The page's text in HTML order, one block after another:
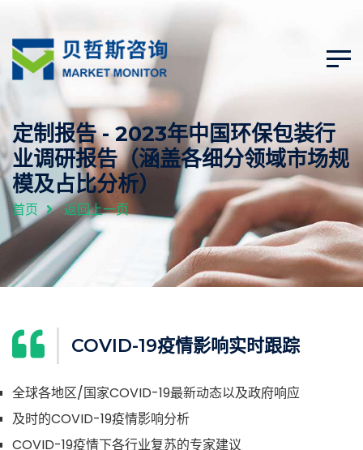
定制报告 - 2023年中国环保包装行
业调研报告（涵盖各细分领域市场规
模及占比分析）
首页 返回上一页
COVID-19疫情影响实时跟踪
全球各地区/国家COVID-19最新动态以及政府响应
及时的COVID-19疫情影响分析
COVID-19疫情下各行业复苏的专家建议